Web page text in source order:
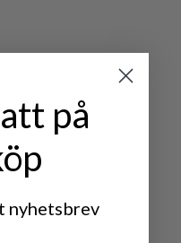
TREKKING
på
nyhetsbrev